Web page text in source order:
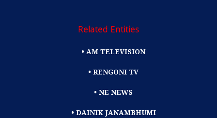
Related Entities
• AM TELEVISION
• RENGONI TV
• NE NEWS
• DAINIK JANAMBHUMI